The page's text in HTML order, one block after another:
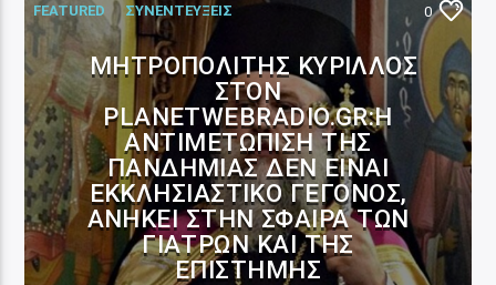
FEATURED ΣΥΝΕΝΤΕΥΞΕΙΣ 0
ΜΗΤΡΟΠΟΛΊΤΗΣ ΚΎΡΙΛΛΟΣ
ΣΤΟΝ
PLANETWEBRADIO.GR:Η
ΑΝΤΙΜΕΤΏΠΙΣΗ ΤΗΣ
ΠΑΝΔΗΜΊΑΣ ΔΕΝ ΕΊΝΑΙ
ΕΚΚΛΗΣΙΑΣΤΙΚΌ ΓΕΓΟΝΌΣ,
ΑΝΉΚΕΙ ΣΤΗΝ ΣΦΑΊΡΑ ΤΩΝ
ΓΙΑΤΡΏΝ ΚΑΙ ΤΗΣ
ΕΠΙΣΤΉΜΗΣ